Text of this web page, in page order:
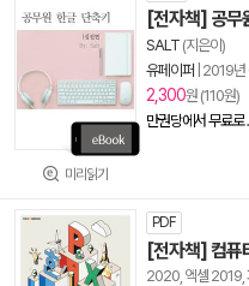
미리읽기
[전자책] 공무
SALT (지은이)
유페이퍼 2019년
2,300원 (110원)
만권당에서 무료로
PDF
[전자책] 컴퓨
2020, 엑셀 2019,